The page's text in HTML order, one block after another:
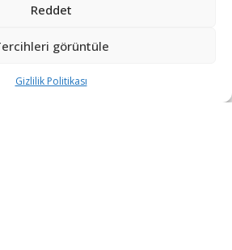
Reddet
görüntüle
Gizlilik Politikası